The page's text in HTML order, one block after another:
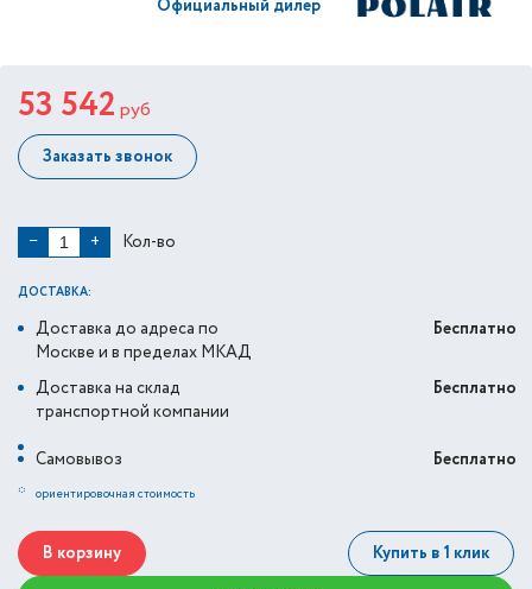
Официальный дилер
53 542 руб
Заказать звонок
− + Кол-во
ДОСТАВКА:
Доставка до адреса по
Москве и в пределах МКАД
Бесплатно
Доставка на склад
транспортной компании
Бесплатно
Самовывоз
Бесплатно
* ориентировочная стоимость
В корзину Купить в 1 клик